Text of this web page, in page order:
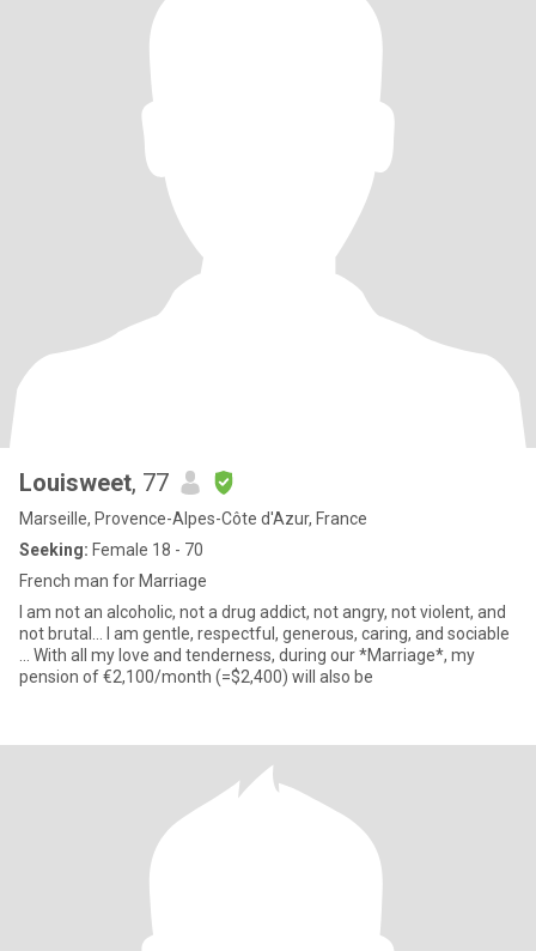
Louisweet, 77
Marseille, Provence-Alpes-Côte d'Azur, France
Seeking: Female 18 - 70
French man for Marriage
I am not an alcoholic, not a drug addict, not angry, not violent, and
not brutal... I am gentle, respectful, generous, caring, and sociable
pension of €2,100/month (=$2,400) will also be